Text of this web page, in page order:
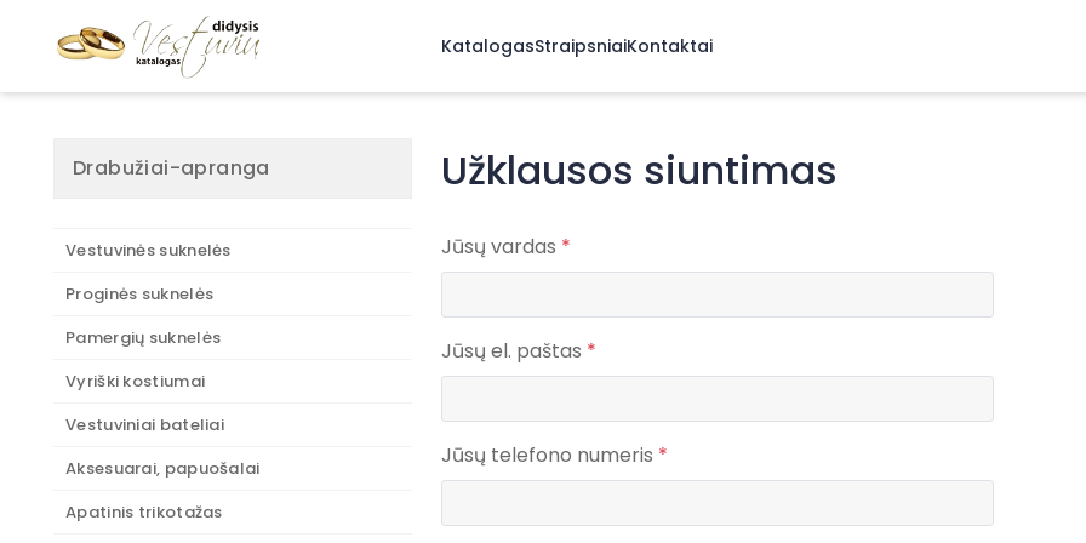
KatalogasStraipsniaiKontaktai
Drabužiai-apranga
Vestuvinės suknelės
Proginės suknelės
Pamergių suknelės
Vyriški kostiumai
Vestuviniai bateliai
Aksesuarai, papuošalai
Apatinis trikotažas
Užklausos siuntimas
Jūsų vardas *
Jūsų el. paštas *
Jūsų telefono numeris *